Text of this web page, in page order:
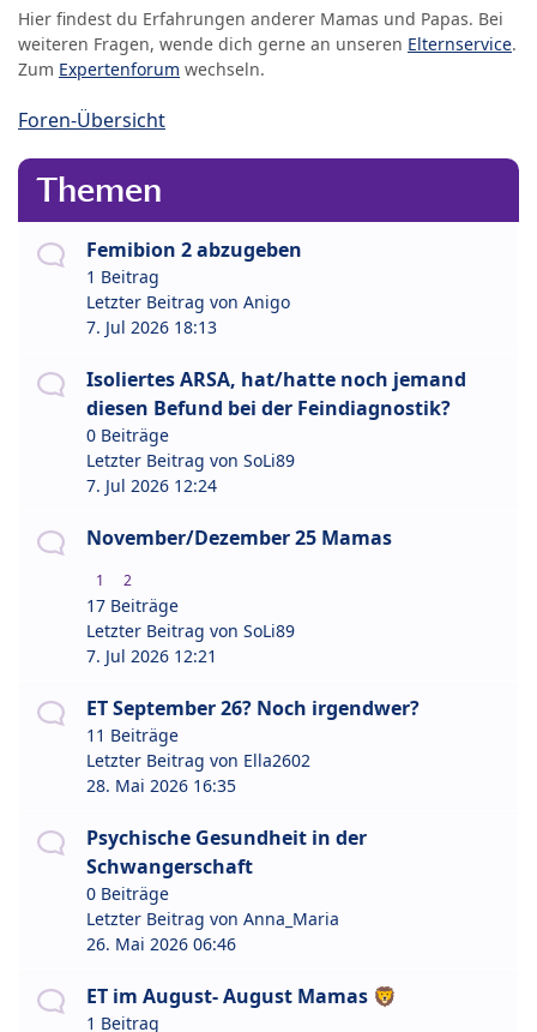
Hier findest du Erfahrungen anderer Mamas und Papas. Bei
weiteren Fragen, wende dich gerne an unseren Elternservice.
Zum Expertenforum wechseln.
Foren-Übersicht
Themen
Femibion 2 abzugeben
1 Beitrag
Letzter Beitrag von Anigo
7. Jul 2026 18:13
Isoliertes ARSA, hat/hatte noch jemand
diesen Befund bei der Feindiagnostik?
0 Beiträge
Letzter Beitrag von SoLi89
7. Jul 2026 12:24
November/Dezember 25 Mamas
1 2
17 Beiträge
Letzter Beitrag von SoLi89
7. Jul 2026 12:21
ET September 26? Noch irgendwer?
11 Beiträge
Letzter Beitrag von Ella2602
28. Mai 2026 16:35
Psychische Gesundheit in der
Schwangerschaft
0 Beiträge
Letzter Beitrag von Anna_Maria
26. Mai 2026 06:46
ET im August- August Mamas 🦁
1 Beitrag